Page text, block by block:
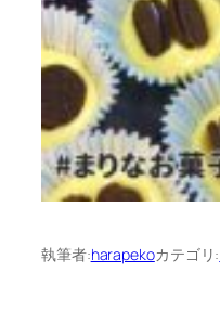
執筆者:harapekoカテゴリ: